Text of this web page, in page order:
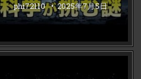
phi72110 2025年7月5日